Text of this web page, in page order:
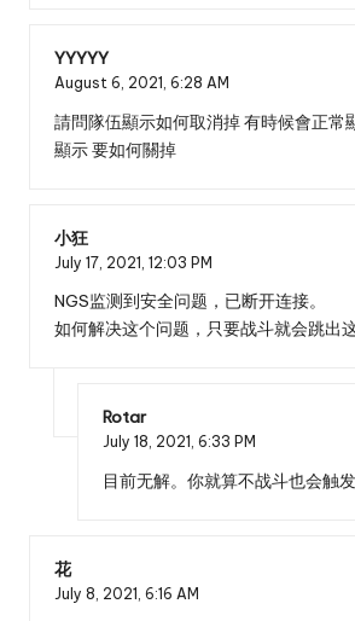
YYYYY
August 6, 2021, 6:28 AM
請問隊伍顯示如何取消掉 有時候會正常
顯示 要如何關掉
小狂
July 17, 2021, 12:03 PM
NGS监测到安全问题，已断开连接。
如何解决这个问题，只要战斗就会跳出这
Rotar
July 18, 2021, 6:33 PM
目前无解。你就算不战斗也会触发
花
July 8, 2021, 6:16 AM